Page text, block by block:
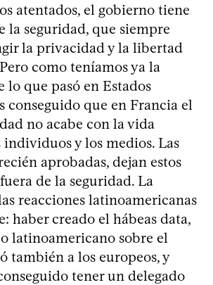
atentados, el gobierno tiene
la seguridad, que siempre
la privacidad y la libertad
como teníamos ya la
lo que pasó en Estados
conseguido que en Francia el
no acabe con la vida
y los medios. Las
aprobadas, dejan estos
de la seguridad. La
reacciones latinoamericanas
haber creado el hábeas data,
latinoamericano sobre el
también a los europeos, y
tener un delegado